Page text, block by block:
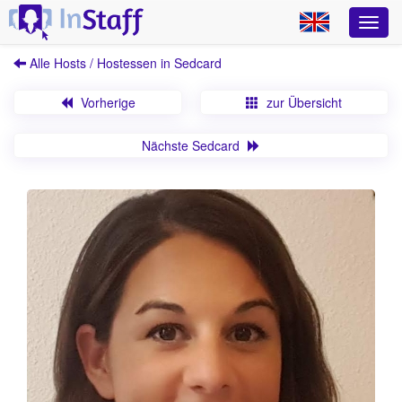
Alle Hosts / Hostessen in Sedcard
Vorherige zur Übersicht
Nächste Sedcard